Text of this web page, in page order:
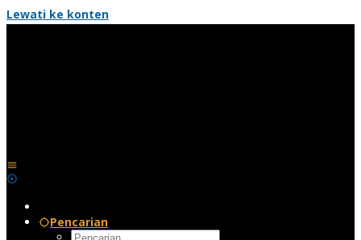
Lewati ke konten
Pencarian